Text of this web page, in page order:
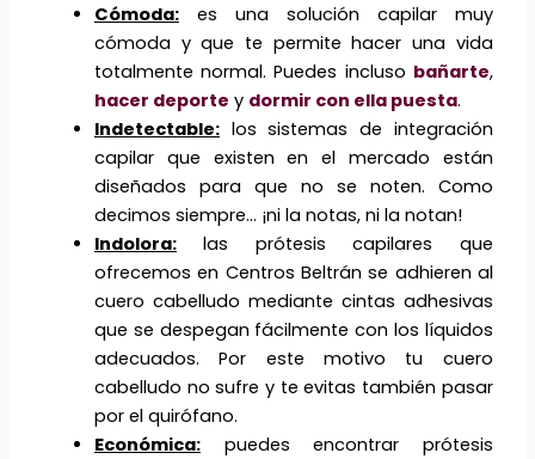
Cómoda:es una solución capilar muy
cómoda y que te permite hacer una vida
totalmente normal. Puedes incluso bañarte,
hacer deporte y dormir con ella puesta.
Indetectable:los sistemas de integración
capilar que existen en el mercado están
diseñados para que no se noten. Como
decimos siempre… ¡ni la notas, ni la notan!
Indolora:las prótesis capilares que
ofrecemos en Centros Beltrán se adhieren al
cuero cabelludo mediante cintas adhesivas
que se despegan fácilmente con los líquidos
adecuados. Por este motivo tu cuero
cabelludo no sufre y te evitas también pasar
por el quirófano.
Económica:puedes encontrar prótesis